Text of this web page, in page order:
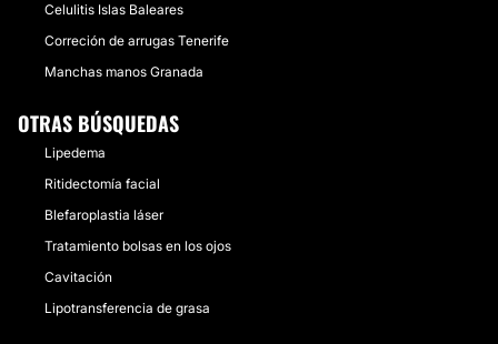
Celulitis Islas Baleares
Correción de arrugas Tenerife
Manchas manos Granada
OTRAS BÚSQUEDAS
Lipedema
Ritidectomía facial
Blefaroplastia láser
Tratamiento bolsas en los ojos
Cavitación
Lipotransferencia de grasa